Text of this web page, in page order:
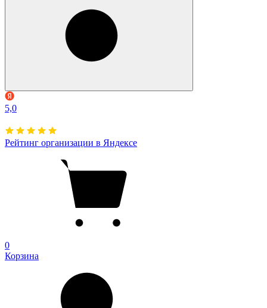
5,0
Рейтинг организации в Яндексе
0
Корзина